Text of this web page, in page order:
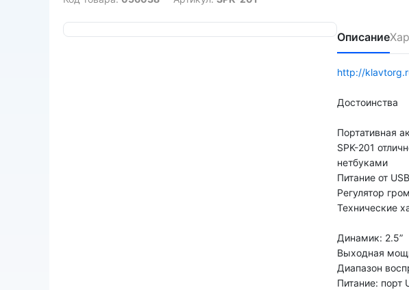
Описание
http://
Достоинства
Портативная
SPK-201
нетбуками
Питание от
Регулятор
Технические
Динамик: 2.5”
Выходная
Диапазон
Питание: порт